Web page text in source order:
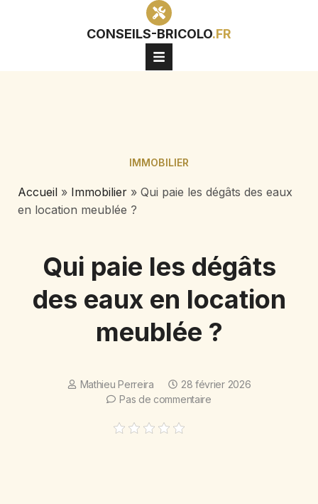
CONSEILS-BRICOLO.FR
IMMOBILIER
Accueil » Immobilier » Qui paie les dégâts des eaux
en location meublée ?
Qui paie les dégâts
des eaux en location
meublée ?
Mathieu Perreira
28 février 2026
Pas de commentaire